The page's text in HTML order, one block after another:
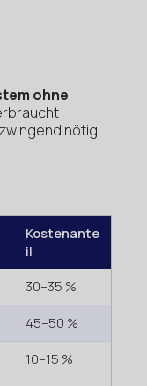
ohne
nötig.
Kostenante
il
30–35 %
45–50 %
10–15 %